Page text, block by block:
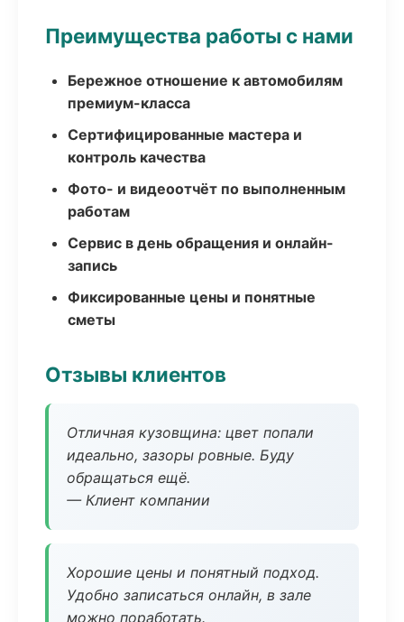
Преимущества работы с нами
Бережное отношение к автомобилям
премиум-класса
Сертифицированные мастера и
контроль качества
Фото- и видеоотчёт по выполненным
работам
Сервис в день обращения и онлайн-
запись
Фиксированные цены и понятные
сметы
Отзывы клиентов
Отличная кузовщина: цвет попали
идеально, зазоры ровные. Буду
обращаться ещё.
— Клиент компании
Хорошие цены и понятный подход.
Удобно записаться онлайн, в зале
можно поработать.